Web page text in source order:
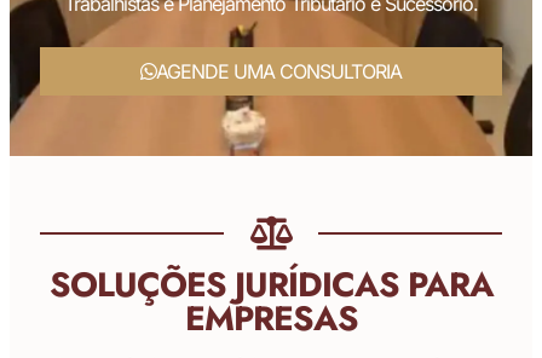
AGENDE UMA CONSULTORIA
SOLUÇÕES JURÍDICAS PARA
EMPRESAS